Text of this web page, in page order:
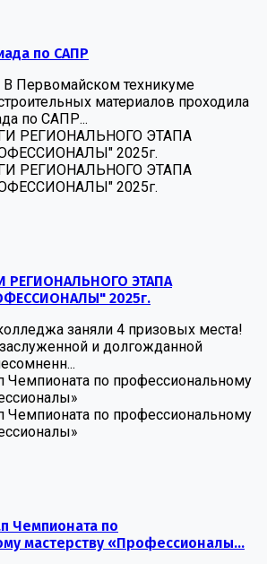
по САПР
В Первомайском техникуме
материалов проходила
по САПР...
РЕГИОНАЛЬНОГО ЭТАПА
2025г.
РЕГИОНАЛЬНОГО ЭТАПА
2025г.
РЕГИОНАЛЬНОГО ЭТАПА
2025г.
заняли 4 призовых места!
и долгожданной
Чемпионата по профессиональному
Чемпионата по профессиональному
Чемпионата по
мастерству «Профессионалы...